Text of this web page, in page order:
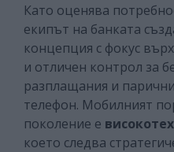
Като оценява
екипът на банката
концепция с фокус
и отличен контрол за
разплащания и
телефон. Мобилният
поколение е
което следва